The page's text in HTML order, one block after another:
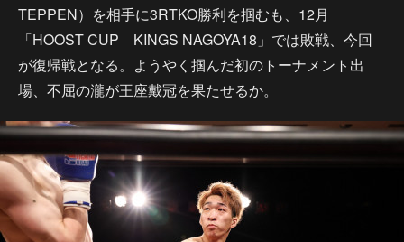
TEPPEN）を相手に3RTKO勝利を掴むも、12月
「HOOST CUP KINGS NAGOYA18」では敗戦、今回
が復帰戦となる。ようやく掴んだ初のトーナメント出
場、不屈の瀧が王座戴冠を果たせるか。